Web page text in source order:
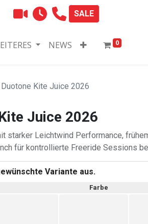
SALE
NEWS 0
Duotone Kite Juice 2026
Juice 2026
starker Leichtwind Performance,
für kontrollierte Freeride Sessions
Variante aus.
Farbe